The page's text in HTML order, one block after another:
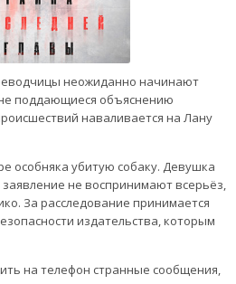
неожиданно начинают
поддающиеся объяснению
наваливается на Лану
особняка убитую собаку. Девушка
не воспринимают всерьёз,
За расследование принимается
издательства, которым
на телефон странные сообщения,